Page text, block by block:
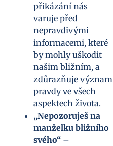
přikázání nás
varuje před
nepravdivými
informacemi, které
by mohly uškodit
našim bližním, a
zdůrazňuje význam
pravdy ve všech
aspektech života.
„Nepozoruješ na
manželku bližního
svého“ –